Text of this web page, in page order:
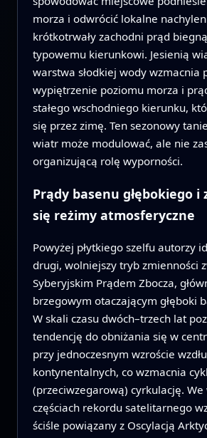
morza i odwrócić lokalne
krótkotrwały zachodni prąd
typowemu kierunkowi. Jesienią
warstwa słodkiej wody wzmacnia
wypiętrzenie poziomu morza i
stałego wschodniego kierunku,
się przez zimę. Ten sezonowy
wiatr może modulować, ale nie
organizującą rolę wyporności.
Prądy basenu głębokiego i
się reżimy atmosferyczne
Powyżej płytkiego szelfu autorzy
drugi, wolniejszy tryb zmienności
Syberyjskim Prądem Zbocza,
brzegowym otaczającym głęboki
W skali czasu dwóch–trzech lat
tendencję do obniżania się w
przy jednoczesnym wzroście
kontynentalnych, co wzmacnia
(przeciwzegarową) cyrkulację. We
częściach rekordu satelitarnego
ściśle powiązany z Oscylacją